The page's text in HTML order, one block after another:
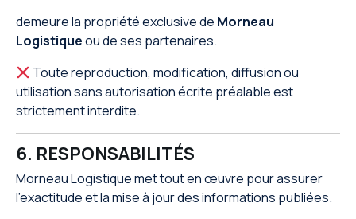
demeure la propriété exclusive de Morneau
Logistiqueou de ses partenaires.
Toute reproduction, modification, diffusion ou
utilisation sans autorisation écrite préalable est
strictement interdite.
6. RESPONSABILITÉS
Morneau Logistique met tout en œuvre pour assurer
l’exactitude et la mise à jour des informations publiées.